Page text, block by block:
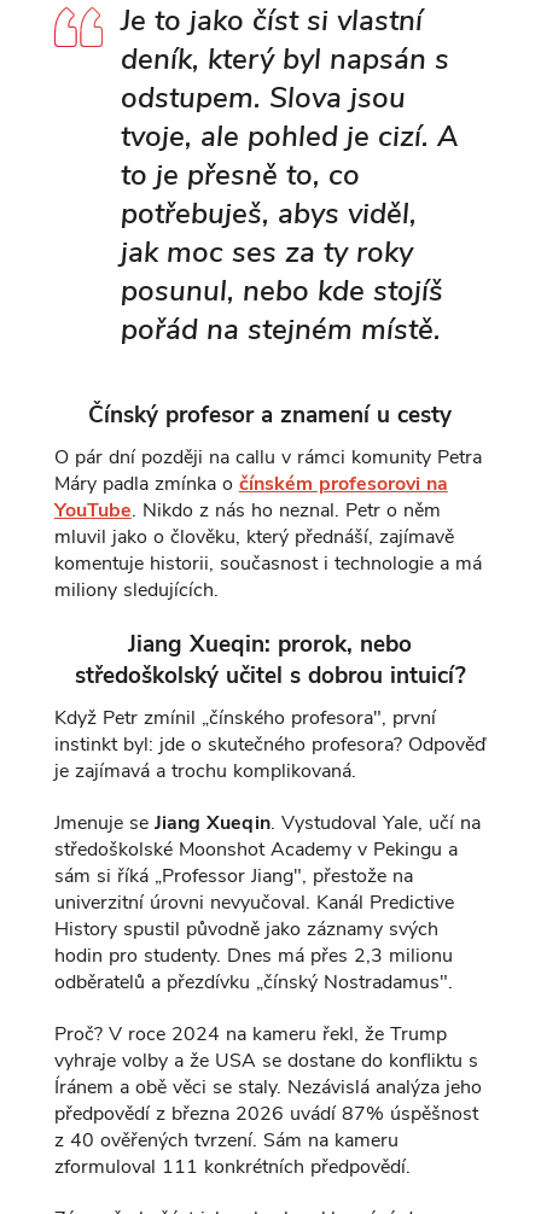
Je to jako číst si vlastní
deník, který byl napsán s
odstupem. Slova jsou
tvoje, ale pohled je cizí. A
to je přesně to, co
potřebuješ, abys viděl,
jak moc ses za ty roky
posunul, nebo kde stojíš
pořád na stejném místě.
Čínský profesor a znamení u cesty
O pár dní později na callu v rámci komunity Petra
Máry padla zmínka o čínském profesorovi na
YouTube. Nikdo z nás ho neznal. Petr o něm
mluvil jako o člověku, který přednáší, zajímavě
komentuje historii, současnost i technologie a má
miliony sledujících.
Jiang Xueqin: prorok, nebo
středoškolský učitel s dobrou intuicí?
Když Petr zmínil „čínského profesora", první
instinkt byl: jde o skutečného profesora? Odpověď
je zajímavá a trochu komplikovaná.
Jmenuje se Jiang Xueqin. Vystudoval Yale, učí na
středoškolské Moonshot Academy v Pekingu a
sám si říká „Professor Jiang", přestože na
univerzitní úrovni nevyučoval. Kanál Predictive
History spustil původně jako záznamy svých
hodin pro studenty. Dnes má přes 2,3 milionu
odběratelů a přezdívku „čínský Nostradamus".
Proč? V roce 2024 na kameru řekl, že Trump
vyhraje volby a že USA se dostane do konfliktu s
Íránem a obě věci se staly. Nezávislá analýza jeho
předpovědí z března 2026 uvádí 87% úspěšnost
z 40 ověřených tvrzení. Sám na kameru
zformuloval 111 konkrétních předpovědí.